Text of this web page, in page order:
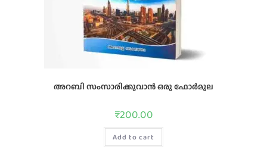
അറബി സംസാരിക്കുവാന്‍ ഒരു ഫോര്‍മുല
₹200.00
Add to cart